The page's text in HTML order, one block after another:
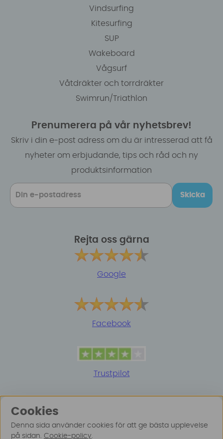
Vindsurfing
Kitesurfing
SUP
Wakeboard
Vågsurf
Våtdräkter och torrdräkter
Swimrun/Triathlon
Prenumerera på vår nyhetsbrev!
Skriv i din e-post adress om du är intresserad att få
nyheter om erbjudande, tips och råd och ny
produktsinformation
Skicka
Rejta oss gärna
Google
Facebook
Trustpilot
Cookies
Denna sida använder cookies för att ge bästa upplevelse
på sidan. Cookie-policy.